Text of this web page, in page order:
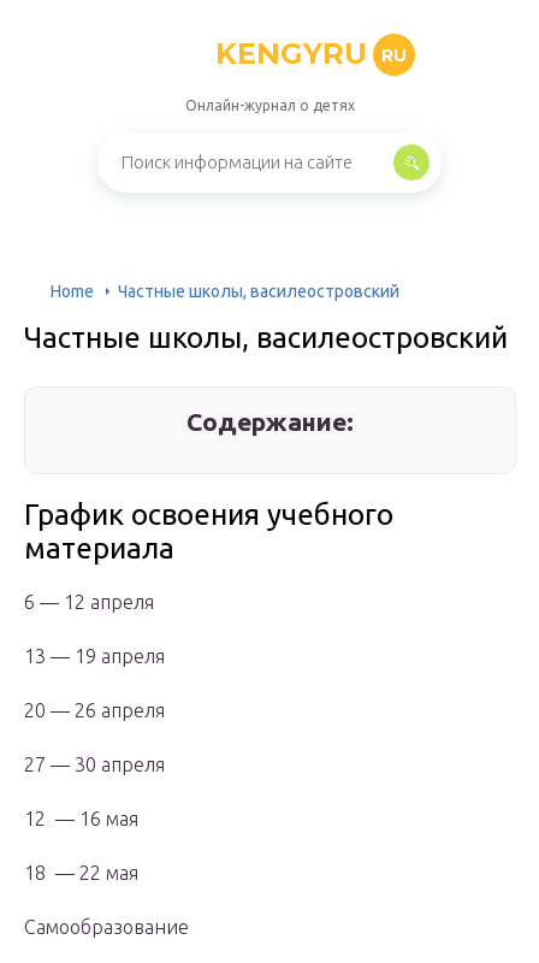
KENGYRU RU
Онлайн-журнал о детях
Home Частные школы, василеостровский
Частные школы, василеостровский
Содержание:
График освоения учебного
материала
6 — 12 апреля
13 — 19 апреля
20 — 26 апреля
27 — 30 апреля
12 — 16 мая
18 — 22 мая
Самообразование